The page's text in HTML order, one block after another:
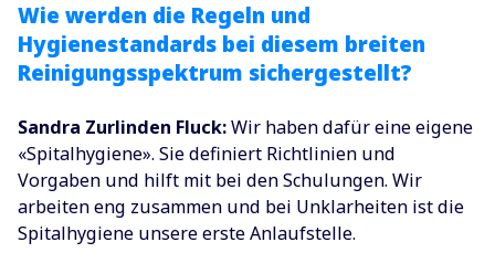
Wie werden die Regeln und
Hygienestandards bei diesem breiten
Reinigungsspektrum sichergestellt?
Sandra Zurlinden Fluck:Wir haben dafür eine eigene
«Spitalhygiene». Sie definiert Richtlinien und
Vorgaben und hilft mit bei den Schulungen. Wir
arbeiten eng zusammen und bei Unklarheiten ist die
Spitalhygiene unsere erste Anlaufstelle.